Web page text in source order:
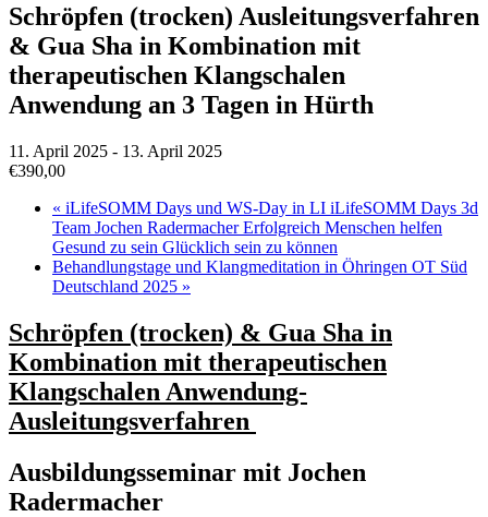
Schröpfen (trocken) Ausleitungsverfahren
& Gua Sha in Kombination mit
therapeutischen Klangschalen
Anwendung an 3 Tagen in Hürth
11. April 2025 - 13. April 2025
€390,00
« iLifeSOMM Days und WS-Day in LI iLifeSOMM Days 3d
Team Jochen Radermacher Erfolgreich Menschen helfen
Gesund zu sein Glücklich sein zu können
Behandlungstage und Klangmeditation in Öhringen OT Süd
Deutschland 2025 »
Schröpfen (trocken) & Gua Sha in
Kombination mit therapeutischen
Klangschalen Anwendung-
Ausleitungsverfahren
Ausbildungsseminar mit Jochen
Radermacher